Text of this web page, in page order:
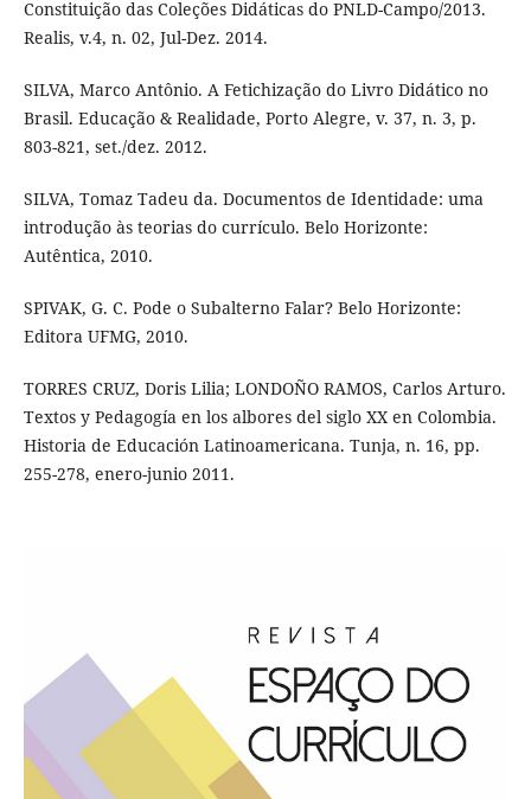
Constituição das Coleções Didáticas do PNLD-Campo/2013.
Realis, v.4, n. 02, Jul-Dez. 2014.
SILVA, Marco Antônio. A Fetichização do Livro Didático no
Brasil. Educação & Realidade, Porto Alegre, v. 37, n. 3, p.
803-821, set./dez. 2012.
SILVA, Tomaz Tadeu da. Documentos de Identidade: uma
introdução às teorias do currículo. Belo Horizonte:
Autêntica, 2010.
SPIVAK, G. C. Pode o Subalterno Falar? Belo Horizonte:
Editora UFMG, 2010.
TORRES CRUZ, Doris Lilia; LONDOÑO RAMOS, Carlos Arturo.
Textos y Pedagogía en los albores del siglo XX en Colombia.
Historia de Educación Latinoamericana. Tunja, n. 16, pp.
255-278, enero-junio 2011.